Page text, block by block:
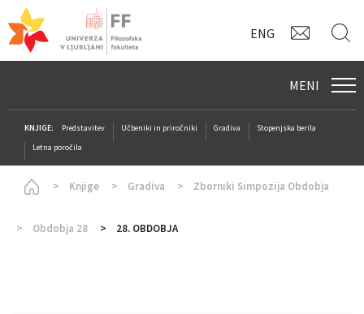
ENG
MENI
KNJIGE: Predstavitev Učbeniki in priročniki Gradiva
Stopenjska berila
Letna poročila
Homepage
Knjige Gradiva Zborniki Simpozija Obdobja
Obdobja 28 28. OBDOBJA